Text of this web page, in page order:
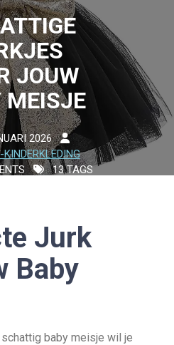
JOUW
MEISJE
2026
13 TAGS
Jurk
Baby
baby meisje wil je